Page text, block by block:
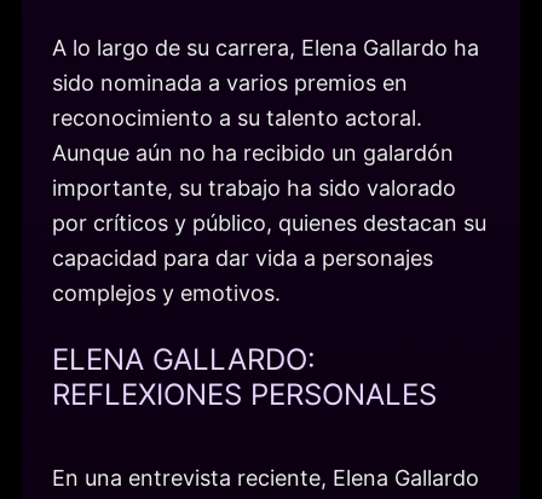
A lo largo de su carrera, Elena Gallardo ha
sido nominada a varios premios en
reconocimiento a su talento actoral.
Aunque aún no ha recibido un galardón
importante, su trabajo ha sido valorado
por críticos y público, quienes destacan su
capacidad para dar vida a personajes
complejos y emotivos.
ELENA GALLARDO:
REFLEXIONES PERSONALES
En una entrevista reciente, Elena Gallardo